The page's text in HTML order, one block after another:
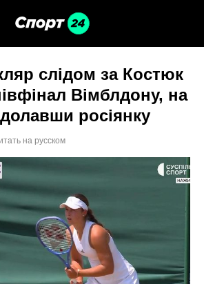
слідом за Костюк
Вімблдону, на
росіянку
на русском